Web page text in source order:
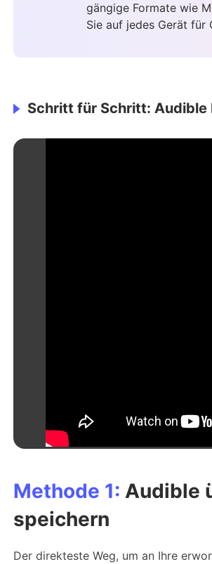
gängige Formate wie
Sie auf jedes Gerät für
Schritt für Schritt: Audible
Methode 1: Audible
speichern
Der direkteste Weg, um an Ihre